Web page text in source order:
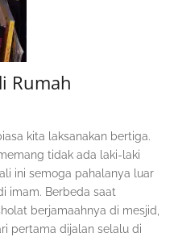
Rumah
kita laksanakan bertiga.
tidak ada laki-laki
ini semoga pahalanya luar
imam. Berbeda saat
berjamaahnya di mesjid,
pertama dijalan selalu di